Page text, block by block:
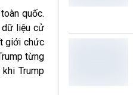
quốc.
dữ liệu cử
giới chức
từng
Trump